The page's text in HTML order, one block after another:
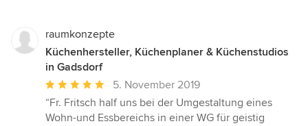
raumkonzepte
Küchenhersteller, Küchenplaner & Küchenstudios
in Gadsdorf
Durchschnittliche
Bewertung:
5
5. November 2019
“Fr. Fritsch half uns bei der Umgestaltung eines
Wohn-und Essbereichs in einer WG für geistig